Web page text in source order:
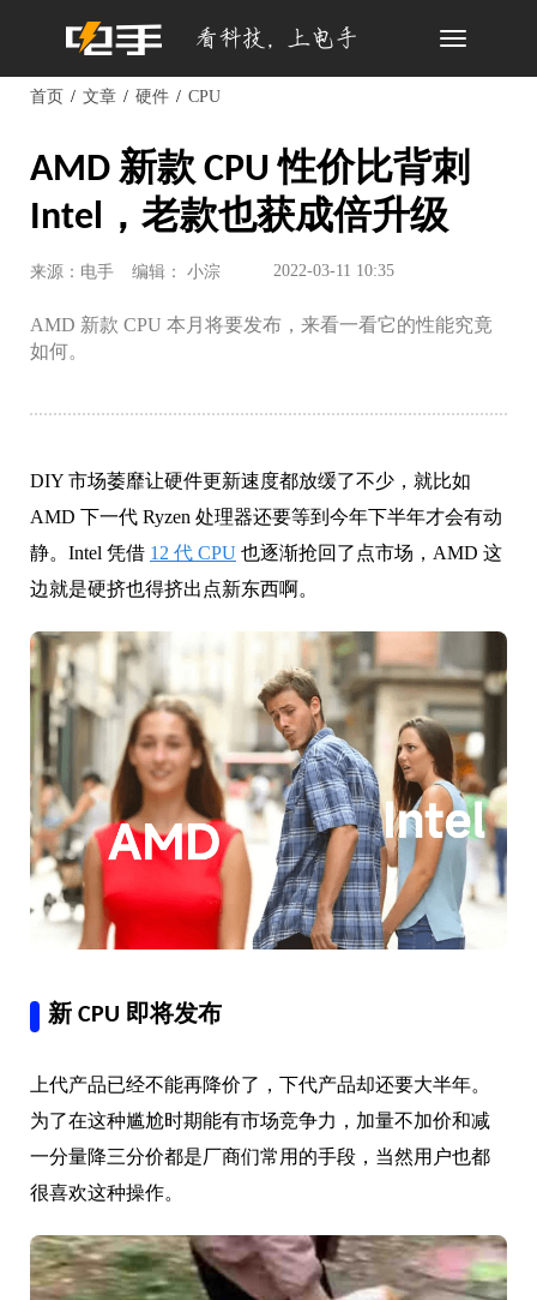
Toggle
首页 文章 硬件 CPU
AMD 新款 CPU 性价比背刺
Intel，老款也获成倍升级
来源：电手 编辑： 小淙 2022-03-11 10:35
AMD 新款 CPU 本月将要发布，来看一看它的性能究竟
如何。
DIY 市场萎靡让硬件更新速度都放缓了不少，就比如
AMD 下一代 Ryzen 处理器还要等到今年下半年才会有动
静。Intel 凭借 12 代 CPU 也逐渐抢回了点市场，AMD 这
边就是硬挤也得挤出点新东西啊。
新 CPU 即将发布
上代产品已经不能再降价了，下代产品却还要大半年。
为了在这种尴尬时期能有市场竞争力，加量不加价和减
一分量降三分价都是厂商们常用的手段，当然用户也都
很喜欢这种操作。